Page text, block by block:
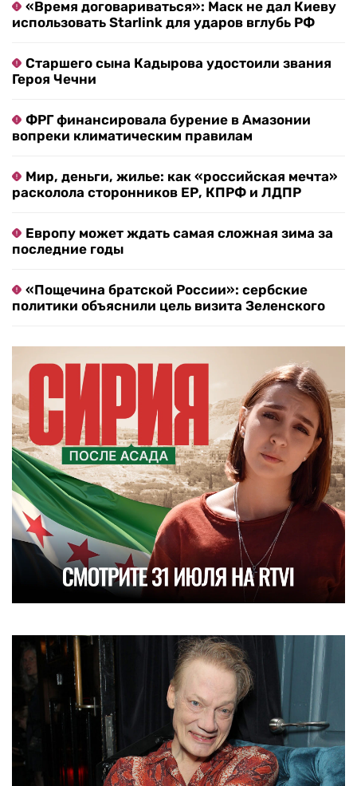
«Время договариваться»: Маск не дал Киеву
использовать Starlink для ударов вглубь РФ
Старшего сына Кадырова удостоили звания
Героя Чечни
ФРГ финансировала бурение в Амазонии
вопреки климатическим правилам
Мир, деньги, жилье: как «российская мечта»
расколола сторонников ЕР, КПРФ и ЛДПР
Европу может ждать самая сложная зима за
последние годы
«Пощечина братской России»: сербские
политики объяснили цель визита Зеленского